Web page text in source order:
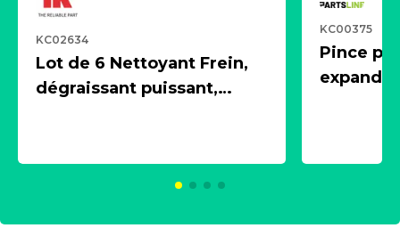
KC02634
Lot de 6 Nettoyant Frein,
dégraissant puissant,
KC00375
Pince